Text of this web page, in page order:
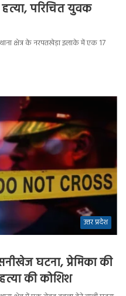
परिचित युवक
क्षेत्र के नरपतखेड़ा इलाके में एक 17
उत्तर प्रदेश
घटना, प्रेमिका की
की कोशिश